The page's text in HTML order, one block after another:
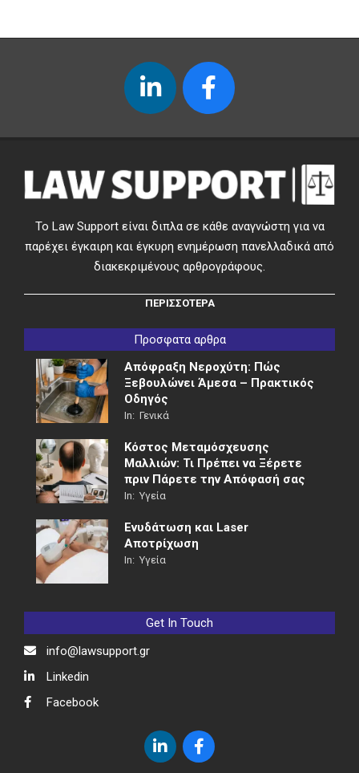
Το Law Support είναι διπλα σε κάθε αναγνώστη για να
παρέχει έγκαιρη και έγκυρη ενημέρωση πανελλαδικά από
διακεκριμένους αρθρογράφους.
ΠΕΡΙΣΣΟΤΕΡΑ
Προσφατα αρθρα
Απόφραξη Νεροχύτη: Πώς
Ξεβουλώνει Άμεσα – Πρακτικός
Οδηγός
In: Γενικά
Κόστος Μεταμόσχευσης
Μαλλιών: Τι Πρέπει να Ξέρετε
πριν Πάρετε την Απόφασή σας
In: Υγεία
Ενυδάτωση και Laser
Αποτρίχωση
In: Υγεία
Get In Touch
info@lawsupport.gr
Linkedin
Facebook